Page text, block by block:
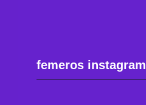
femeros instagram